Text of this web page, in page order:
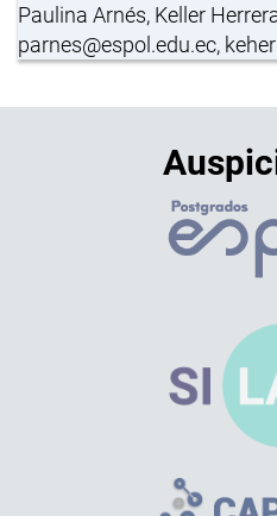
Paulina Arnés, Keller
parnes@espol.edu.ec,